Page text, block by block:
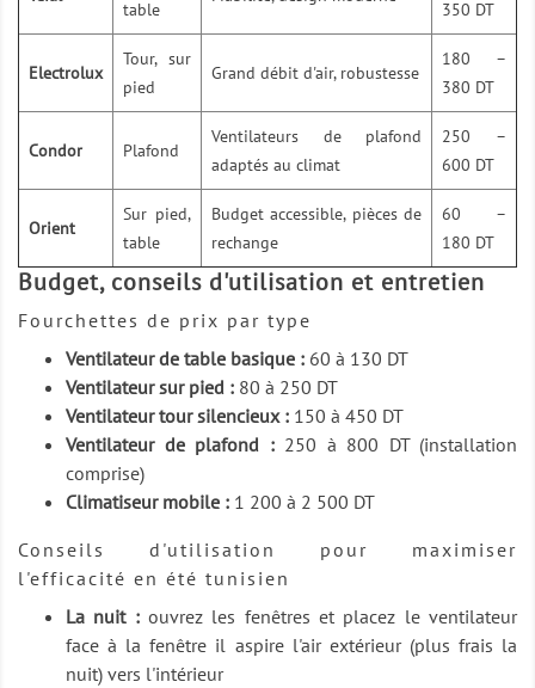
table 350 DT
Electrolux
Tour, sur
pied
Grand débit d'air, robustesse
180 –
380 DT
Condor Plafond
Ventilateurs de plafond
adaptés au climat
250 –
600 DT
Orient
Sur pied,
table
Budget accessible, pièces de
rechange
60 –
180 DT
Budget, conseils d'utilisation et entretien
Fourchettes de prix par type
Ventilateur de table basique : 60 à 130 DT
Ventilateur sur pied : 80 à 250 DT
Ventilateur tour silencieux : 150 à 450 DT
Ventilateur de plafond :250 à 800 DT (installation
comprise)
Climatiseur mobile : 1 200 à 2 500 DT
Conseils d'utilisation pour maximiser
l'efficacité en été tunisien
La nuit :ouvrez les fenêtres et placez le ventilateur
face à la fenêtre il aspire l'air extérieur (plus frais la
nuit) vers l'intérieur